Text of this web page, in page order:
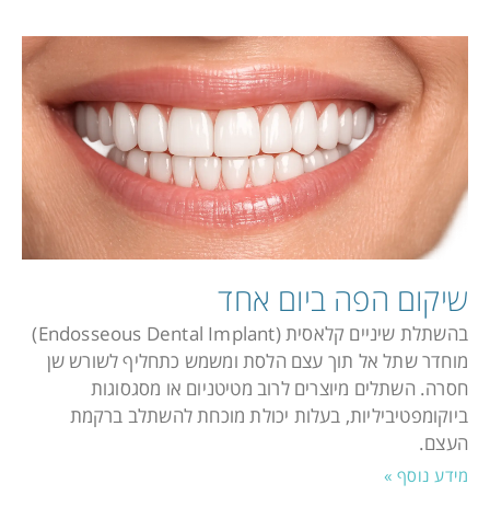
שיקום הפה ביום אחד
בהשתלת שיניים קלאסית (Endosseous Dental Implant)
מוחדר שתל אל תוך עצם הלסת ומשמש כתחליף לשורש שן
חסרה. השתלים מיוצרים לרוב מטיטניום או מסגסוגות
ביוקומפטיביליות, בעלות יכולת מוכחת להשתלב ברקמת
העצם.
מידע נוסף »